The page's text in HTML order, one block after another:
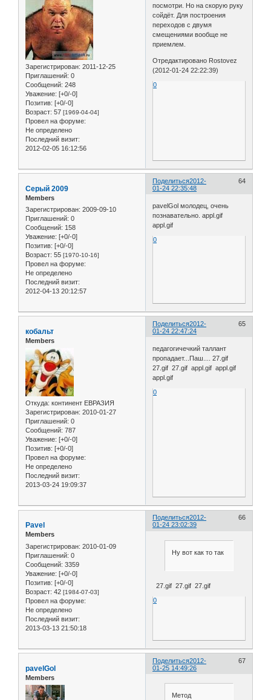
Зарегистрирован: 2011-12-25
Приглашений: 0
Сообщений: 248
Уважение: [+0/-0]
Позитив: [+0/-0]
Возраст: 57 [1969-04-04]
Провел на форуме:
Не определено
Последний визит:
2012-02-05 16:12:56
посмотри. Но на скорую руку
сойдёт. Для построения
переходов с двумя
смещениями вообще не
приемлем.
Отредактировано Rostovez
(2012-01-24 22:22:39)
0
Поделиться 64
2012-
01-24 22:35:48
Серый 2009
Members
Зарегистрирован: 2009-09-10
Приглашений: 0
Сообщений: 158
Уважение: [+0/-0]
Позитив: [+0/-0]
Возраст: 55 [1970-10-16]
Провел на форуме:
Не определено
Последний визит:
2012-04-13 20:12:57
pavelGol молодец, очень
познавательно. appl.gif
appl.gif
0
Поделиться 65
2012-
01-24 22:47:24
кобальт
Members
Откуда: континент ЕВРАЗИЯ
Зарегистрирован: 2010-01-27
Приглашений: 0
Сообщений: 787
Уважение: [+0/-0]
Позитив: [+0/-0]
Провел на форуме:
Не определено
Последний визит:
2013-03-24 19:09:37
педагогичечкий таллант
пропадает...Паш.... 27.gif
27.gif 27.gif appl.gif appl.gif
appl.gif
0
Поделиться 66
2012-
01-24 23:02:39
Pavel
Members
Зарегистрирован: 2010-01-09
Приглашений: 0
Сообщений: 3359
Уважение: [+0/-0]
Позитив: [+0/-0]
Возраст: 42 [1984-07-03]
Провел на форуме:
Не определено
Последний визит:
2013-03-13 21:50:18
Ну вот как то так
27.gif 27.gif 27.gif
0
Поделиться 67
2012-
01-25 14:49:26
pavelGol
Members
Метод